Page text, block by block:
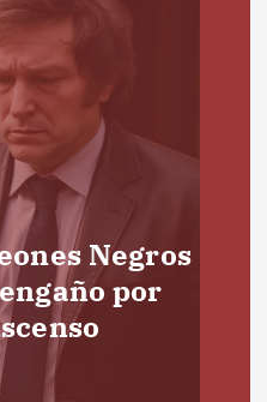
Negros
por